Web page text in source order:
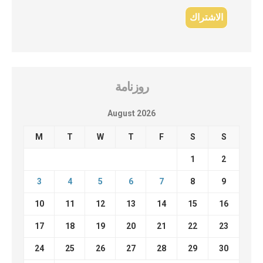
روزنامة
August 2026
M T W T F S S
1 2
3 4 5 6 7 8 9
10 11 12 13 14 15 16
17 18 19 20 21 22 23
24 25 26 27 28 29 30